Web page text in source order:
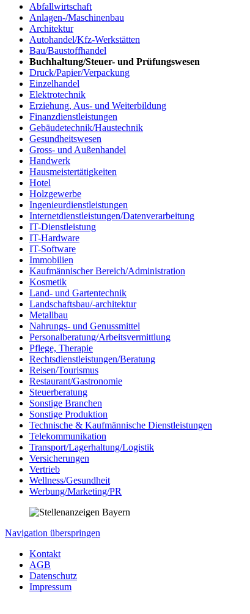
Abfallwirtschaft
Anlagen-/Maschinenbau
Architektur
Autohandel/Kfz-Werkstätten
Bau/Baustoffhandel
Buchhaltung/Steuer- und Prüfungswesen
Druck/Papier/Verpackung
Einzelhandel
Elektrotechnik
Erziehung, Aus- und Weiterbildung
Finanzdienstleistungen
Gebäudetechnik/Haustechnik
Gesundheitswesen
Gross- und Außenhandel
Handwerk
Hausmeistertätigkeiten
Hotel
Holzgewerbe
Ingenieurdienstleistungen
Internetdienstleistungen/Datenverarbeitung
IT-Dienstleistung
IT-Hardware
IT-Software
Immobilien
Kaufmännischer Bereich/Administration
Kosmetik
Land- und Gartentechnik
Landschaftsbau/-architektur
Metallbau
Nahrungs- und Genussmittel
Personalberatung/Arbeitsvermittlung
Pflege, Therapie
Rechtsdienstleistungen/Beratung
Reisen/Tourismus
Restaurant/Gastronomie
Steuerberatung
Sonstige Branchen
Sonstige Produktion
Technische & Kaufmännische Dienstleistungen
Telekommunikation
Transport/Lagerhaltung/Logistik
Versicherungen
Vertrieb
Wellness/Gesundheit
Werbung/Marketing/PR
Navigation überspringen
Kontakt
AGB
Datenschutz
Impressum